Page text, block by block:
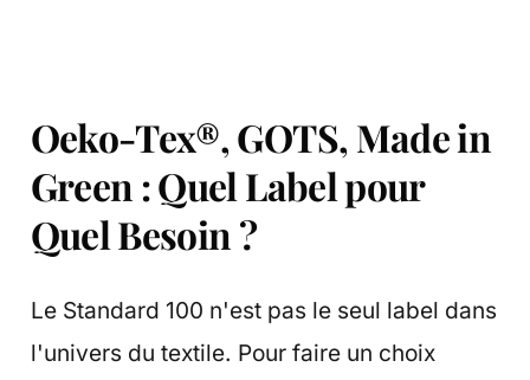
Oeko-Tex®, GOTS, Made in
Green : Quel Label pour
Quel Besoin ?
Le Standard 100 n'est pas le seul label dans
l'univers du textile. Pour faire un choix